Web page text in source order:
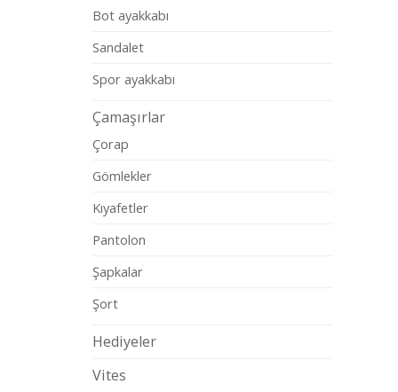
Bot ayakkabı
Sandalet
Spor ayakkabı
Çamaşırlar
Çorap
Gömlekler
Kıyafetler
Pantolon
Şapkalar
Şort
Hediyeler
Vites